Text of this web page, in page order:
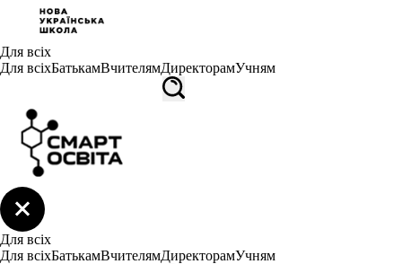
Для всіх
Для всіхБатькамВчителямДиректорамУчням
Для всіх
Для всіхБатькамВчителямДиректорамУчням